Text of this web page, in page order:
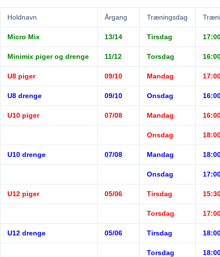
Holdnavn Årgang Træningsdag
Micro Mix 13/14 Tirsdag
Minimix piger og drenge 11/12 Torsdag
U8 piger 09/10 Mandag
U8 drenge 09/10 Onsdag
U10 piger 07/08 Mandag
Onsdag
U10 drenge 07/08 Mandag
Onsdag
U12 piger 05/06 Tirsdag
Torsdag
U12 drenge 05/06 Tirsdag
Torsdag